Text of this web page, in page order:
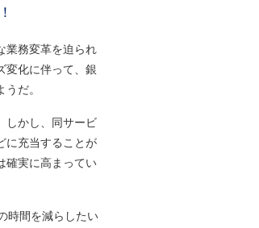
業務変革を迫られ
変化に伴って、銀
だ。
しかし、同サービ
に充当することが
確実に高まってい
時間を減らしたい